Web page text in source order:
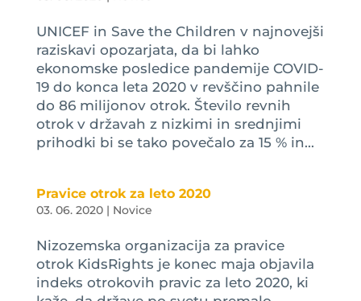
UNICEF in Save the Children v najnovejši
raziskavi opozarjata, da bi lahko
ekonomske posledice pandemije COVID-
19 do konca leta 2020 v revščino pahnile
do 86 milijonov otrok. Število revnih
otrok v državah z nizkimi in srednjimi
prihodki bi se tako povečalo za 15 % in...
Pravice otrok za leto 2020
03. 06. 2020| Novice
Nizozemska organizacija za pravice
otrok KidsRights je konec maja objavila
indeks otrokovih pravic za leto 2020, ki